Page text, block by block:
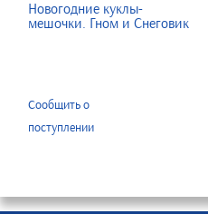
Новогодние куклы-
мешочки. Гном и Снеговик
Сообщить о
поступлении